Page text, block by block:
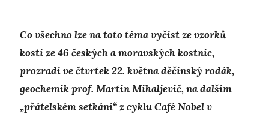
Co všechno lze na toto téma vyčíst ze vzorků
kostí ze 46 českých a moravských kostnic,
prozradí ve čtvrtek 22. května děčínský rodák,
geochemik prof. Martin Mihaljevič, na dalším
„přátelském setkání“ z cyklu Café Nobel v